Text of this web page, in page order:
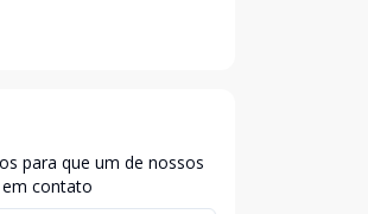
para que um de nossos
contato